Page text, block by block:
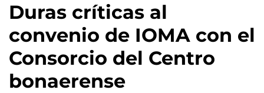
Duras críticas al
convenio de IOMA con el
Consorcio del Centro
bonaerense